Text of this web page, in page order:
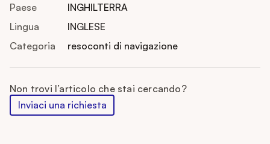
Paese
INGHILTERRA
Lingua
INGLESE
Categoria
resoconti di navigazione
Non trovi l’articolo che stai cercando?
Inviaci una richiesta